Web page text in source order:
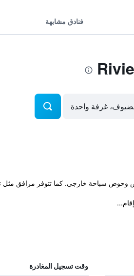
فنادق مشابهة
وقت تسجيل المغادرة